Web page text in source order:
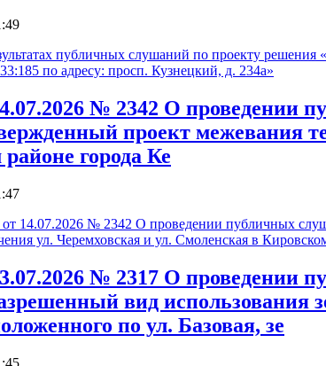
публичных слушаний по проекту решения
по адресу: просп. Кузнецкий, д. 234а»
№ 2342 О проведении
проект межевания
города Ке
№ 2342 О проведении публичных
ул. Черемховская и ул. Смоленская в
№ 2317 О проведении
вид использования
по ул. Базовая, зе